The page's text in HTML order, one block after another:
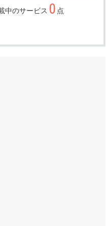
中のサービス 0 点